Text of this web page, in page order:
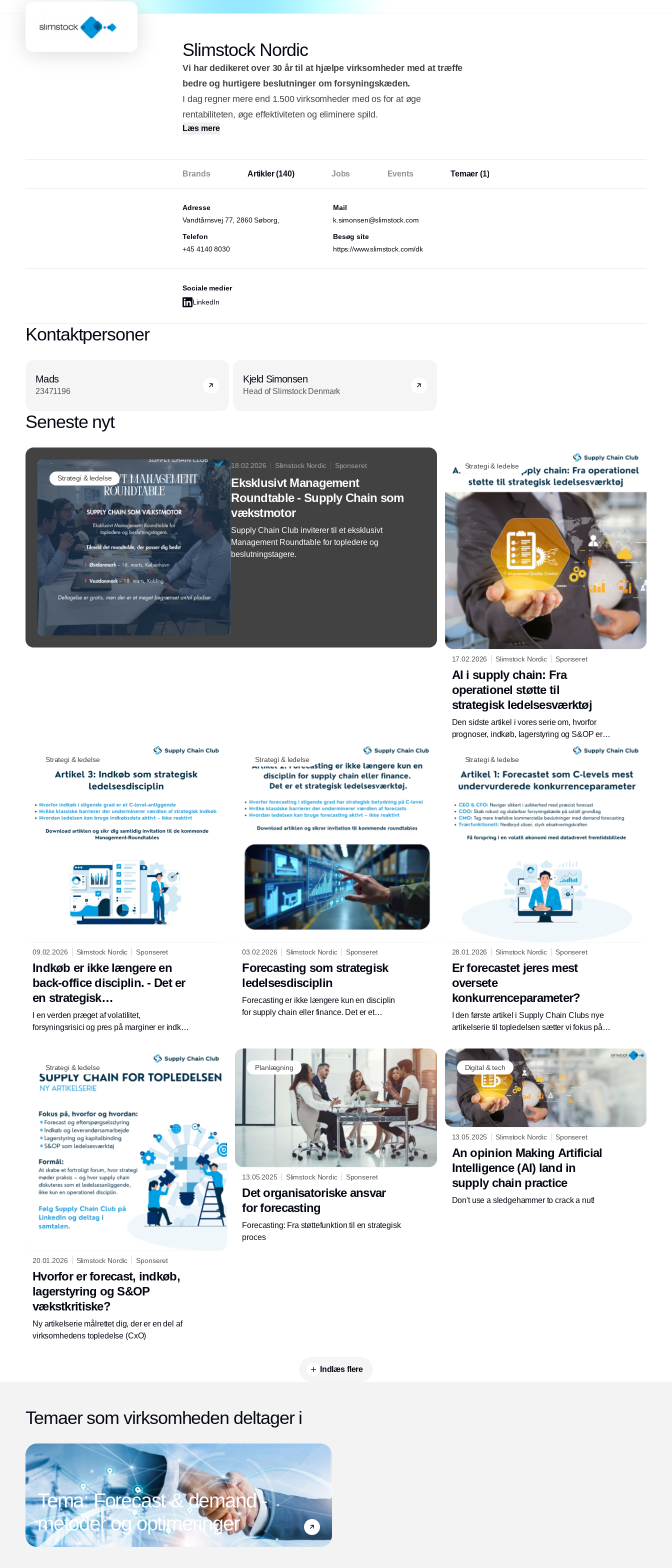
Slimstock Nordic
Vi har dedikeret over 30 år til at hjælpe virksomheder med at træffe
bedre og hurtigere beslutninger om forsyningskæden.
I dag regner mere end 1.500 virksomheder med os for at øge
rentabiliteten, øge effektiviteten og eliminere spild.
Læs mere
Brands Artikler(140) Jobs Events Temaer (1)
Adresse
Vandtårnsvej 77, 2860 Søborg,
Mail
k.simonsen@slimstock.com
Telefon
+45 4140 8030
Besøg site
https://www.slimstock.com/dk
Sociale medier
LinkedIn
Kontaktpersoner
Mads
23471196
Kjeld Simonsen
Head of Slimstock Denmark
Seneste nyt
Strategi & ledelse
18.02.2026 Slimstock Nordic Sponseret
Eksklusivt Management
Roundtable - Supply Chain som
vækstmotor
Supply Chain Club inviterer til et eksklusivt
Management Roundtable for topledere og
beslutningstagere.
Strategi & ledelse
17.02.2026 Slimstock Nordic Sponseret
AI i supply chain: Fra
operationel støtte til
strategisk ledelsesværktøj
Den sidste artikel i vores serie om, hvorfor
prognoser, indkøb, lagerstyring og S&OP er
Strategi & ledelse
09.02.2026 Slimstock Nordic Sponseret
Indkøb er ikke længere en
back-office disciplin. - Det er
en strategisk
ledelsesfunktion.
I en verden præget af volatilitet,
forsyningsrisici og pres på marginer er indkøb
Strategi & ledelse
03.02.2026 Slimstock Nordic Sponseret
Forecasting som strategisk
ledelsesdisciplin
Forecasting er ikke længere kun en disciplin
for supply chain eller finance. Det er et
Strategi & ledelse
28.01.2026 Slimstock Nordic Sponseret
Er forecastet jeres mest
oversete
konkurrenceparameter?
I den første artikel i Supply Chain Clubs nye
artikelserie til topledelsen sætter vi fokus på,
maskinrummet til direktionsgangen:
Strategi & ledelse
20.01.2026 Slimstock Nordic Sponseret
Hvorfor er forecast, indkøb,
lagerstyring og S&OP
vækstkritiske?
Ny artikelserie målrettet dig, der er en del af
virksomhedens topledelse (CxO)
Planlægning
13.05.2025 Slimstock Nordic Sponseret
Det organisatoriske ansvar
for forecasting
Forecasting: Fra støttefunktion til en strategisk
proces
Digital & tech
13.05.2025 Slimstock Nordic Sponseret
An opinion Making Artificial
Intelligence (AI) land in
supply chain practice
Don't use a sledgehammer to crack a nut!
Indlæs flere
Temaer som virksomheden deltager i
Tema: Forecast & demand -
metoder og optimeringer